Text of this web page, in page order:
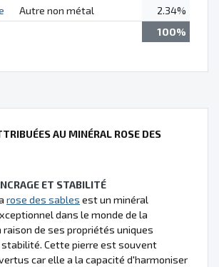
Autre non métal
2.34%
100%
AU MINÉRAL ROSE DES
ET STABILITÉ
rose des sables est un minéral
dans le monde de la
de ses propriétés uniques
stabilité. Cette pierre est souvent
car elle a la capacité d'harmoniser